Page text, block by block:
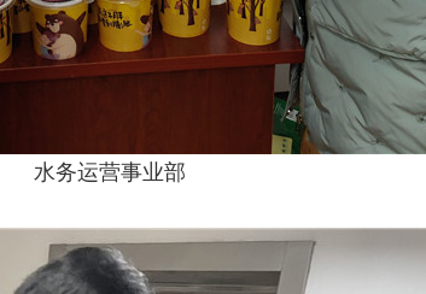
水务运营事业部